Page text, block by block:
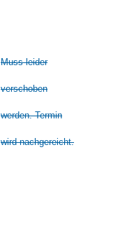
Muss leider
verschoben
werden. Termin
wird nachgereicht.